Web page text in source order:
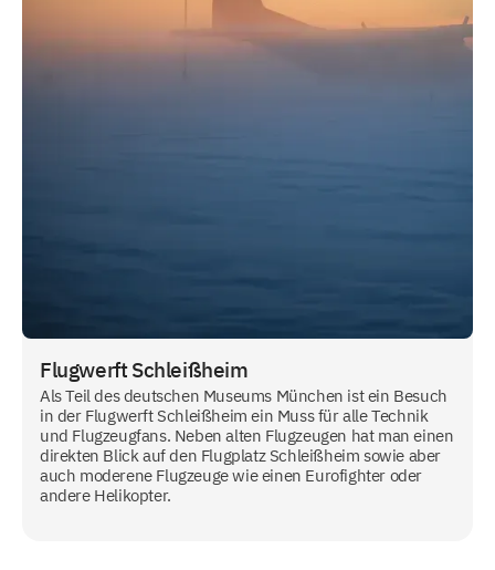
Flugwerft Schleißheim
Als Teil des deutschen Museums München ist ein Besuch
in der Flugwerft Schleißheim ein Muss für alle Technik
und Flugzeugfans. Neben alten Flugzeugen hat man einen
direkten Blick auf den Flugplatz Schleißheim sowie aber
auch moderene Flugzeuge wie einen Eurofighter oder
andere Helikopter.